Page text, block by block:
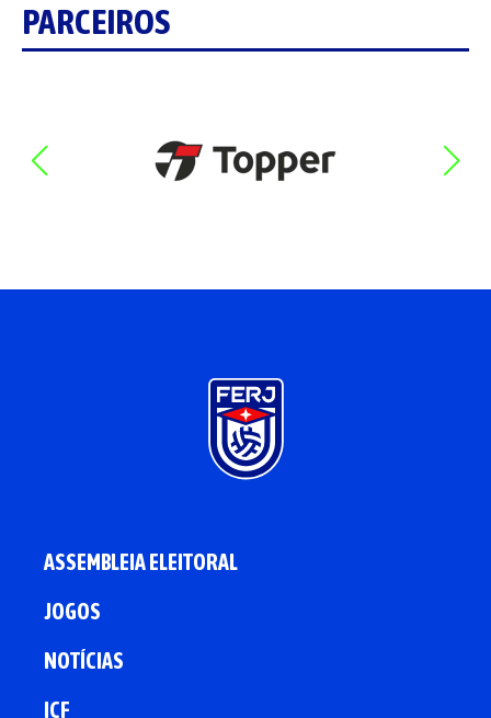
PARCEIROS
ASSEMBLEIA ELEITORAL
JOGOS
NOTÍCIAS
ICF